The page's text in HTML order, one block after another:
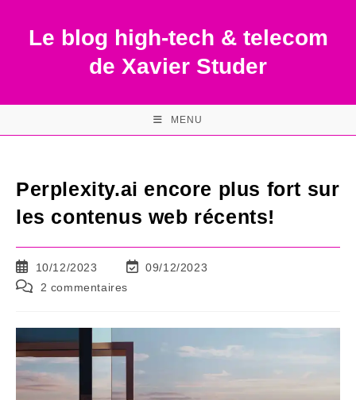
contentLe blog high-tech & telecom
de Xavier Studer
MENU
Perplexity.ai encore plus fort sur
les contenus web récents!
Publication
publiée :
10/12/2023
Dernière
publication :
09/12/2023
Commentaires
publication :
2 commentaires